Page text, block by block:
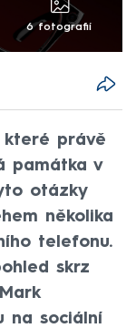
6 fotografií
které právě
památka v
otázky
několika
telefonu.
skrz
na sociální